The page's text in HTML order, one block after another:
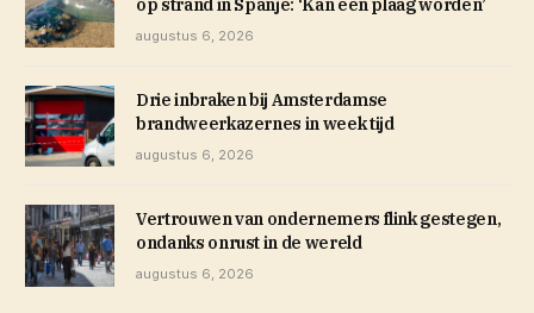
op strand in Spanje: ‘Kan een plaag worden’
augustus 6, 2026
Drie inbraken bij Amsterdamse
brandweerkazernes in week tijd
augustus 6, 2026
Vertrouwen van ondernemers flink gestegen,
ondanks onrust in de wereld
augustus 6, 2026